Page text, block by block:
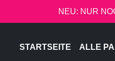
NEU: NUR
STARTSEITE ALLE